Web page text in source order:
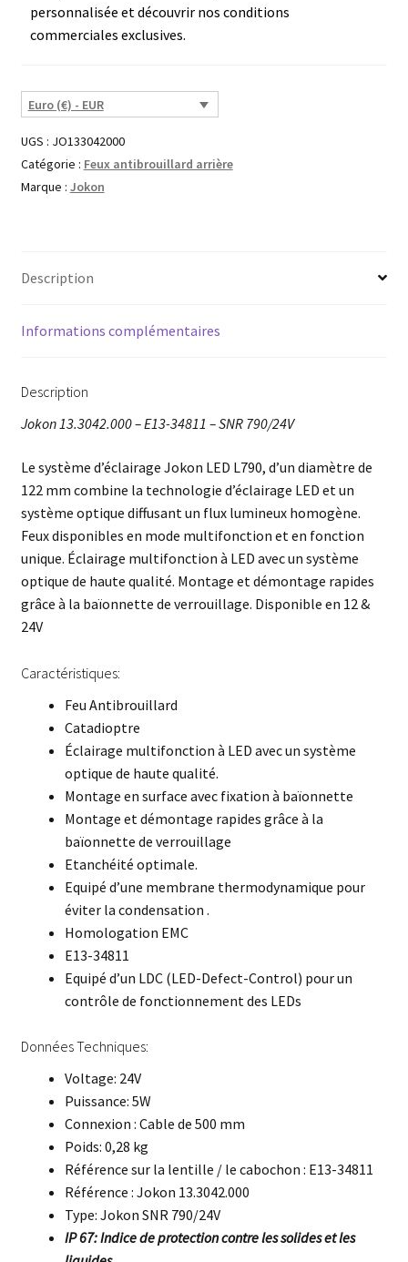
personnalisée et découvrir nos conditions
commerciales exclusives.
Euro (€) - EUR
UGS : JO133042000
Catégorie : Feux antibrouillard arrière
Marque : Jokon
Description
Informations complémentaires
Description
Jokon 13.3042.000 – E13-34811 – SNR 790/24V
Le système d’éclairage Jokon LED L790, d’un diamètre de
122 mm combine la technologie d’éclairage LED et un
système optique diffusant un flux lumineux homogène.
Feux disponibles en mode multifonction et en fonction
unique. Éclairage multifonction à LED avec un système
optique de haute qualité. Montage et démontage rapides
grâce à la baïonnette de verrouillage. Disponible en 12 &
24V
Caractéristiques:
Feu Antibrouillard
Catadioptre
Éclairage multifonction à LED avec un système
optique de haute qualité.
Montage en surface avec fixation à baïonnette
Montage et démontage rapides grâce à la
baïonnette de verrouillage
Etanchéité optimale.
Equipé d’une membrane thermodynamique pour
éviter la condensation .
Homologation EMC
E13-34811
Equipé d’un LDC (LED-Defect-Control) pour un
contrôle de fonctionnement des LEDs
Données Techniques:
Voltage: 24V
Puissance: 5W
Connexion : Cable de 500 mm
Poids: 0,28 kg
Référence sur la lentille / le cabochon : E13-34811
Référence : Jokon 13.3042.000
Type: Jokon SNR 790/24V
IP 67: Indice de protection contre les solides et les